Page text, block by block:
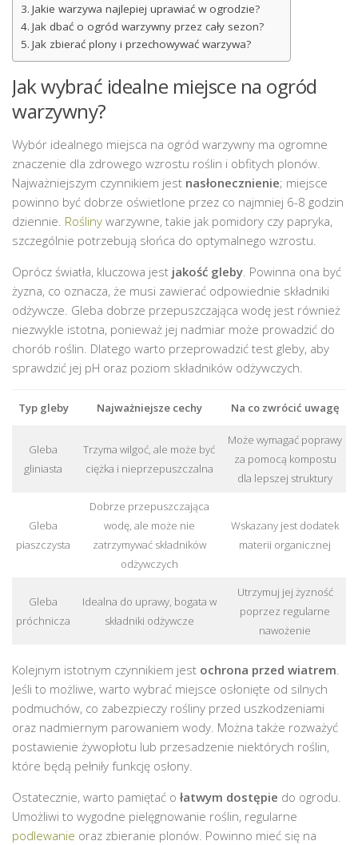
Jakie warzywa najlepiej uprawiać w ogrodzie?
Jak dbać o ogród warzywny przez cały sezon?
Jak zbierać plony i przechowywać warzywa?
Jak wybrać idealne miejsce na ogród
warzywny?
Wybór idealnego miejsca na ogród warzywny ma ogromne
znaczenie dla zdrowego wzrostu roślin i obfitych plonów.
Najważniejszym czynnikiem jest nasłonecznienie; miejsce
powinno być dobrze oświetlone przez co najmniej 6-8 godzin
dziennie. Rośliny warzywne, takie jak pomidory czy papryka,
szczególnie potrzebują słońca do optymalnego wzrostu.
Oprócz światła, kluczowa jest jakość gleby . Powinna ona być
żyzna, co oznacza, że musi zawierać odpowiednie składniki
odżywcze. Gleba dobrze przepuszczająca wodę jest również
niezwykle istotna, ponieważ jej nadmiar może prowadzić do
chorób roślin. Dlatego warto przeprowadzić test gleby, aby
sprawdzić jej pH oraz poziom składników odżywczych.
Typ gleby Najważniejsze cechy Na co zwrócić uwagę
Gleba
gliniasta
Trzyma wilgoć, ale może być
ciężka i nieprzepuszczalna
Może wymagać poprawy
za pomocą kompostu
dla lepszej struktury
Gleba
piaszczysta
Dobrze przepuszczająca
wodę, ale może nie
zatrzymywać składników
odżywczych
Wskazany jest dodatek
materii organicznej
Gleba
próchnicza
Idealna do uprawy, bogata w
składniki odżywcze
Utrzymuj jej żyzność
poprzez regularne
nawożenie
Kolejnym istotnym czynnikiem jest ochrona przed wiatrem.
Jeśli to możliwe, warto wybrać miejsce osłonięte od silnych
podmuchów, co zabezpieczy rośliny przed uszkodzeniami
oraz nadmiernym parowaniem wody. Można także rozważyć
postawienie żywopłotu lub przesadzenie niektórych roślin,
które będą pełniły funkcję osłony.
Ostatecznie, warto pamiętać o łatwym dostępie do ogrodu.
Umożliwi to wygodne pielęgnowanie roślin, regularne
podlewanie oraz zbieranie plonów. Powinno mieć się na